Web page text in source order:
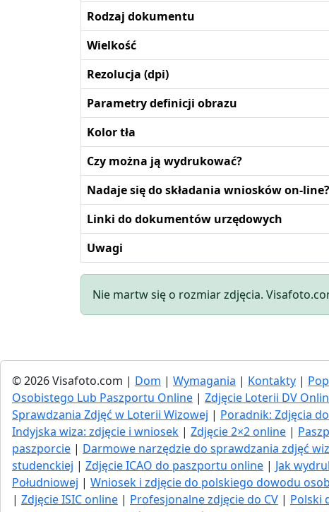
Rodzaj dokumentu
Wielkość
Rezolucja (dpi)
Parametry definicji obrazu
Kolor tła
Czy można ją wydrukować?
Nadaje się do składania wniosków on-line?
Linki do dokumentów urzędowych
Uwagi
Nie martw się o rozmiar zdjęcia.
© 2026 Visafoto.com | Dom | Wymagania | Kontakty |
Osobistego Lub Paszportu Online | Zdjęcie Loterii DV
Sprawdzania Zdjęć w Loterii Wizowej | Poradnik: Zdjęcia
Indyjska wiza: zdjęcie i wniosek | Zdjęcie 2×2 online |
paszporcie | Darmowe narzędzie do sprawdzania zdjęć
studenckiej | Zdjęcie ICAO do paszportu online | Jak
Południowej | Wniosek i zdjęcie do polskiego dowodu
| Zdjęcie ISIC online | Profesjonalne zdjęcie do CV | Polski